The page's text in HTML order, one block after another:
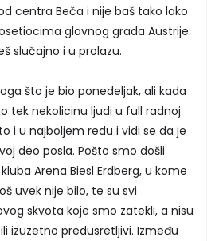
centra Beča i nije baš tako lako
glavnog grada Austrije.
slučajno i u prolazu.
što je bio ponedeljak, ali kada
tek nekolicinu ljudi u full radnoj
i u najboljem redu i vidi se da je
deo posla. Pošto smo došli
Arena Biesl Erdberg, u kome
uvek nije bilo, te su svi
skvota koje smo zatekli, a nisu
izuzetno predusretljivi. Između